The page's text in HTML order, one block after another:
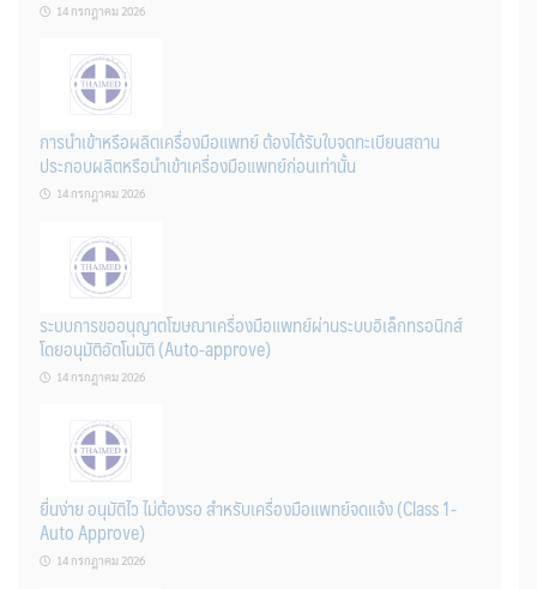
14 กรกฎาคม 2026
การนำเข้าหรือผลิตเครื่องมือแพทย์ ต้องได้รับใบจดทะเบียนสถาน
ประกอบผลิตหรือนำเข้าเครื่องมือแพทย์ก่อนเท่านั้น
14 กรกฎาคม 2026
ระบบการขออนุญาตโฆษณาเครื่องมือแพทย์ผ่านระบบอิเล็กทรอนิกส์
โดยอนุมัติอัตโนมัติ (Auto-approve)
14 กรกฎาคม 2026
ยื่นง่าย อนุมัติไว ไม่ต้องรอ สำหรับเครื่องมือแพทย์จดแจ้ง (Class 1-
Auto Approve)
14 กรกฎาคม 2026